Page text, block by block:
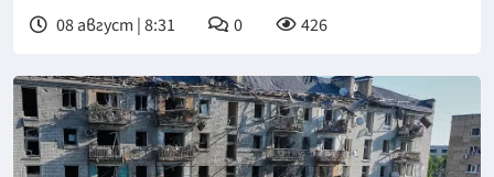
08 август | 8:31 0 426